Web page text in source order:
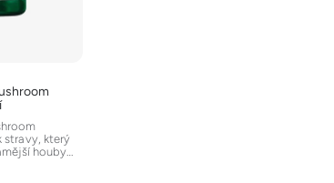
stravy, který
houby